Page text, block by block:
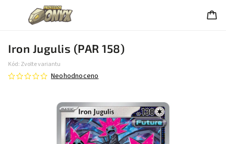
Iron Jugulis (PAR 158)
Kód: Zvolte variantu
Neohodnoceno